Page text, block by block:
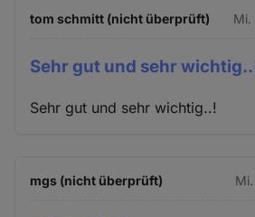
tom schmitt (nicht überprüft) Mi.
Sehr gut und sehr
Sehr gut und sehr wichtig..!
mgs (nicht überprüft)